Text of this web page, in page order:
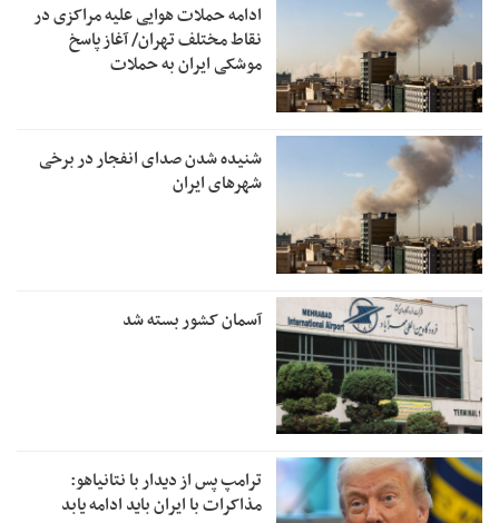
ادامه حملات هوایی علیه مراکزی در
نقاط مختلف تهران/ آغاز پاسخ
موشکی ایران به حملات
شنیده شدن صدای انفجار در برخی
شهرهای ایران
آسمان کشور بسته شد
ترامپ پس از دیدار با نتانیاهو:
مذاکرات با ایران باید ادامه یابد